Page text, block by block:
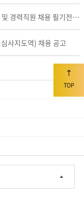
2026년 하반기 신협중앙회 신입 및 경력직원 채용 필기전형 합격자 공고
사지도역) 채용 공고
TOP